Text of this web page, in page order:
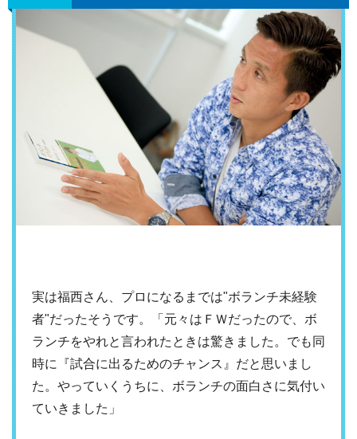
実は福西さん、プロになるまでは"ボランチ未経験
者"だったそうです。「元々はＦＷだったので、ボ
ランチをやれと言われたときは驚きました。でも同
時に『試合に出るためのチャンス』だと思いまし
た。やっていくうちに、ボランチの面白さに気付い
ていきました」